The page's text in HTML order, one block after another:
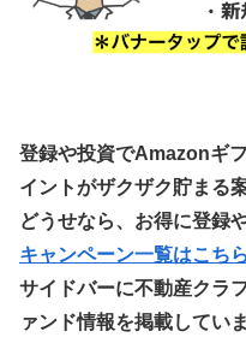
登録や投資でAmazonギ
イントがザクザク貯まる
どうせなら、お得に登録
キャンペーン一覧はこちら
サイドバーに不動産クラ
ァンド情報を掲載してい